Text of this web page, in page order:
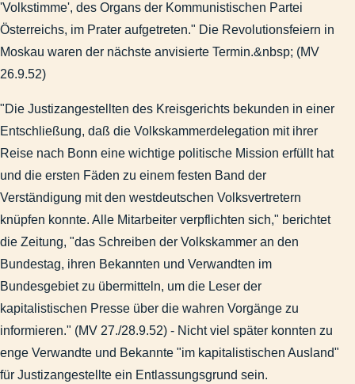
'Volkstimme', des Organs der Kommunistischen Partei
Österreichs, im Prater aufgetreten." Die Revolutionsfeiern in
Moskau waren der nächste anvisierte Termin.&nbsp; (MV
26.9.52)
"Die Justizangestellten des Kreisgerichts bekunden in einer
Entschließung, daß die Volkskammerdelegation mit ihrer
Reise nach Bonn eine wichtige politische Mission erfüllt hat
und die ersten Fäden zu einem festen Band der
Verständigung mit den westdeutschen Volksvertretern
knüpfen konnte. Alle Mitarbeiter verpflichten sich," berichtet
die Zeitung, "das Schreiben der Volkskammer an den
Bundestag, ihren Bekannten und Verwandten im
Bundesgebiet zu übermitteln, um die Leser der
kapitalistischen Presse über die wahren Vorgänge zu
informieren." (MV 27./28.9.52) - Nicht viel später konnten zu
enge Verwandte und Bekannte "im kapitalistischen Ausland"
für Justizangestellte ein Entlassungsgrund sein.